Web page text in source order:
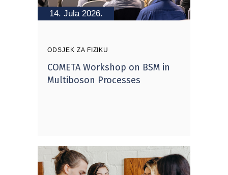
14. Jula 2026.
ODSJEK ZA FIZIKU
COMETA Workshop on BSM in
Multiboson Processes